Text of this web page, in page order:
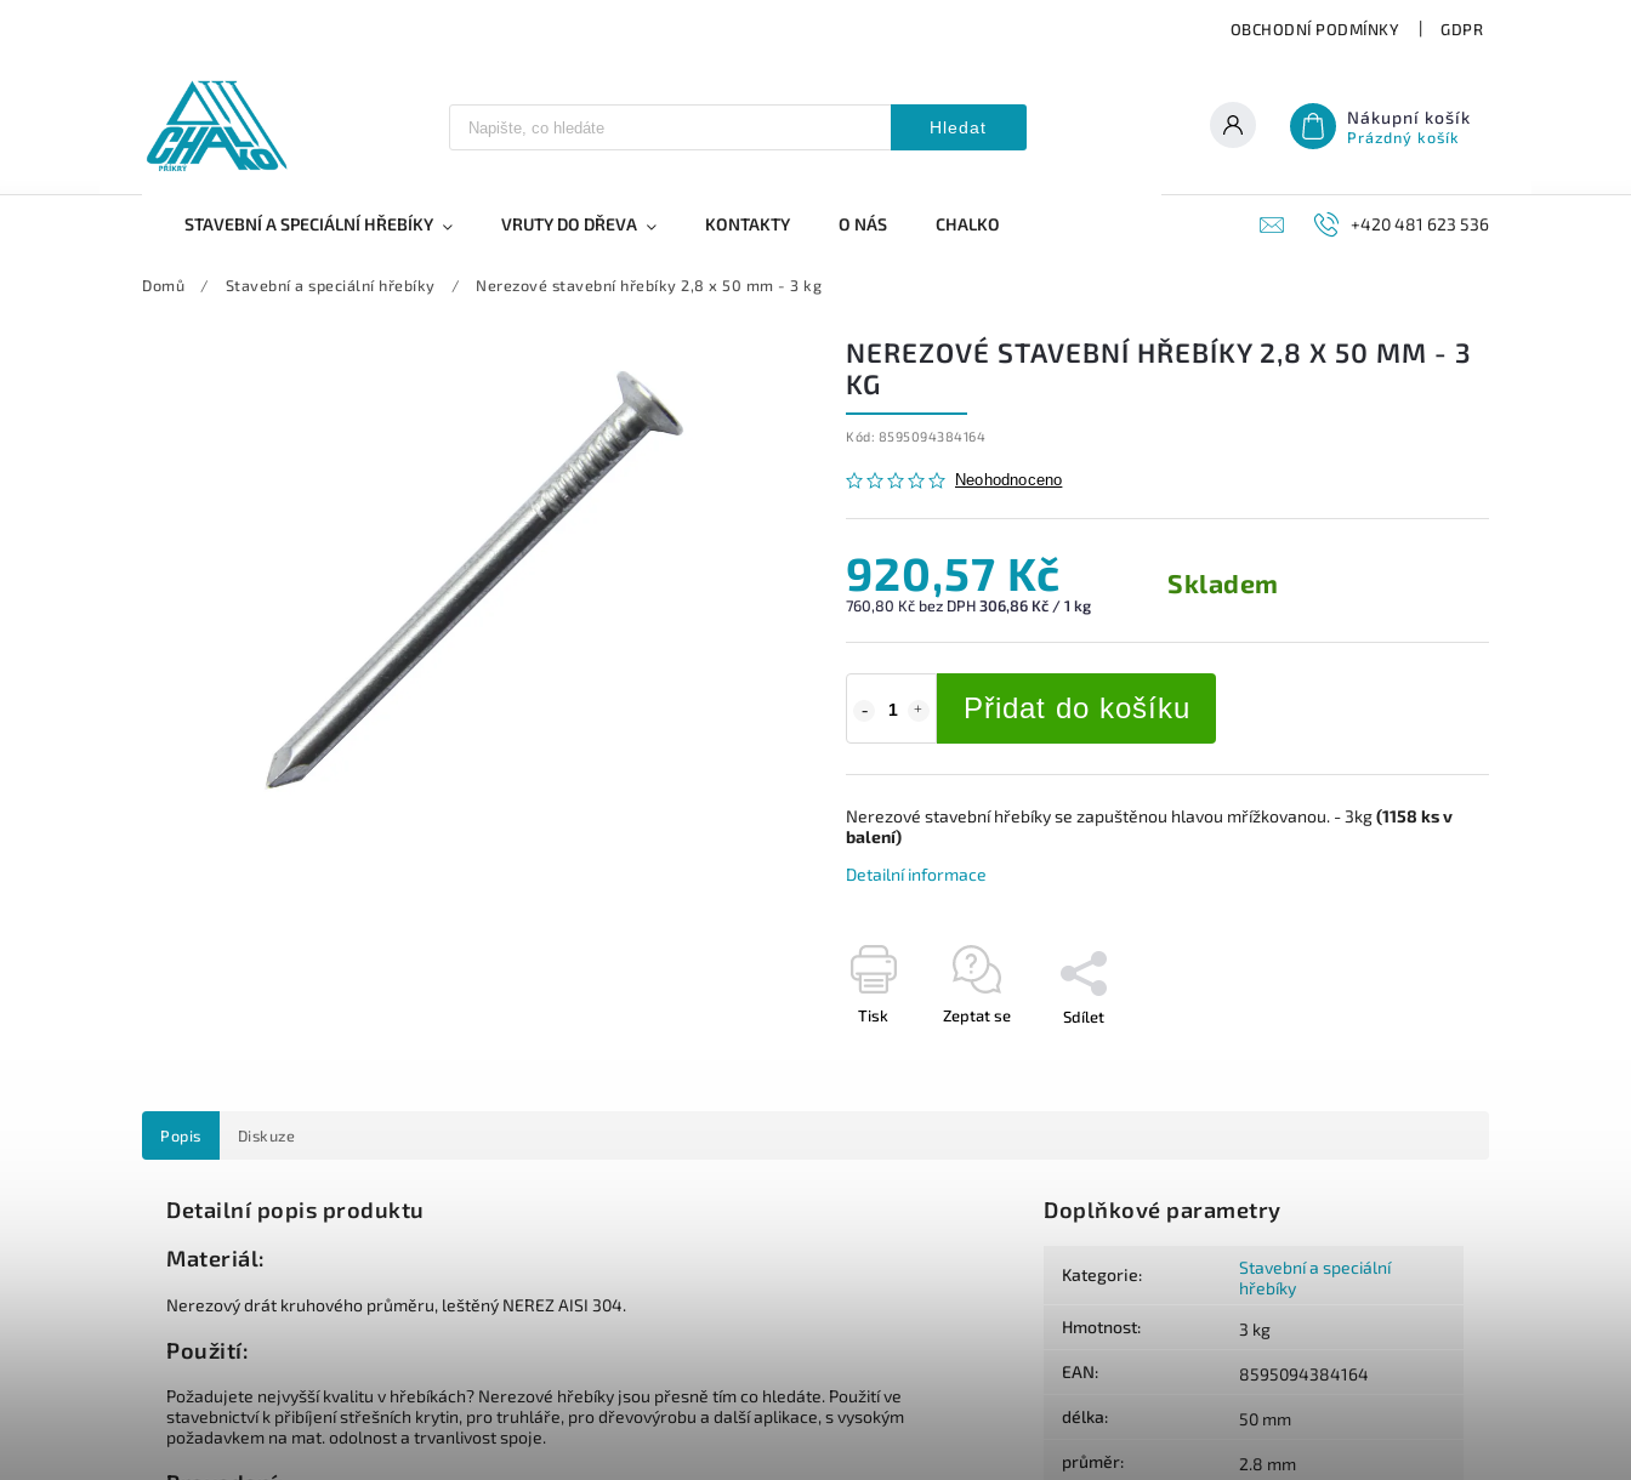
OBCHODNÍ PODMÍNKY GDPR
Hledat Nákupní košík
Prázdný košík
STAVEBNÍ A SPECIÁLNÍ HŘEBÍKY VRUTY DO DŘEVA KONTAKTY O NÁS CHALKO +420 481 623 536
Domů / Stavební a speciální hřebíky / Nerezové stavební hřebíky 2,8 x 50 mm - 3 kg
NEREZOVÉ STAVEBNÍ HŘEBÍKY 2,8 X 50 MM - 3
KG
Kód: 8595094384164
Neohodnoceno
920,57 Kč
760,80 Kč bez DPH306,86 Kč / 1 kg
Skladem
Přidat do košíku
Nerezové stavební hřebíky se zapuštěnou hlavou mřížkovanou. - 3kg(1158 ksv
balení)
Detailní informace
Tisk Zeptat se Sdílet
Popis Diskuze
Detailní popis produktu
Materiál:
Nerezový drát kruhového průměru, leštěný NEREZ AISI 304.
Použití:
Požadujete nejvyšší kvalitu v hřebíkách? Nerezové hřebíky jsou přesně tím co hledáte. Použití ve
stavebnictví k přibíjení střešních krytin, pro truhláře, pro dřevovýrobu a další aplikace, s vysokým
požadavkem na mat. odolnost a trvanlivost spoje.
Doplňkové parametry
Kategorie:
Stavební a speciální
hřebíky
Hmotnost: 3 kg
EAN: 8595094384164
délka: 50 mm
průměr: 2.8 mm